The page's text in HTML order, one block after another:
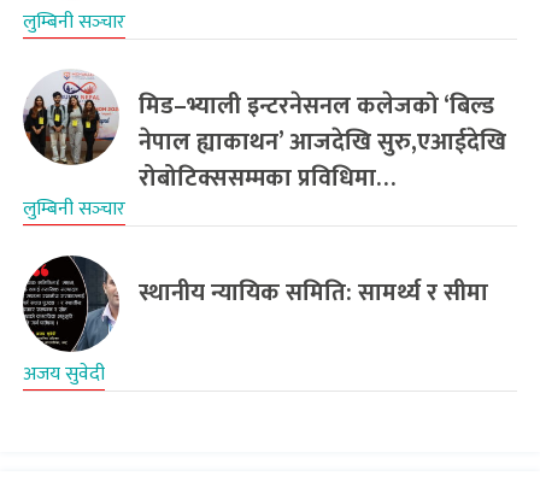
लुम्बिनी सञ्‍चार
मिड–भ्याली इन्टरनेसनल कलेजको ‘बिल्ड
नेपाल ह्याकाथन’ आजदेखि सुरु,एआईदेखि
रोबोटिक्ससम्मका प्रविधिमा…
लुम्बिनी सञ्‍चार
स्थानीय न्यायिक समिति: सामर्थ्य र सीमा
अजय सुवेदी